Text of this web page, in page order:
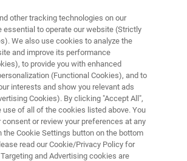
第二十三届全国有机
分析学术研讨会
other tracking technologies on our
essential to operate our website (Strictly
We also use cookies to analyze the
and improve its performance
to provide you with enhanced
(Functional Cookies), and to
interests and show you relevant ads
Cookies). By clicking "Accept All",
use of all of the cookies listed above. You
or review your preferences at any
the Cookie Settings button on the bottom
read our Cookie/Privacy Policy for
and Advertising cookies are